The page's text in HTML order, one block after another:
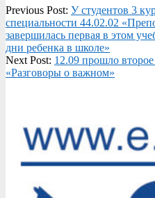
2022-
09-
13
Previous Post: У студентов 3
специальности 44.02.02
завершилась первая в этом
дни ребенка в школе»
Next Post: 12.09 прошло
«Разговоры о важном»